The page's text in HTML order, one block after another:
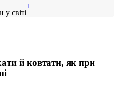
світі
1
й ковтати, як при